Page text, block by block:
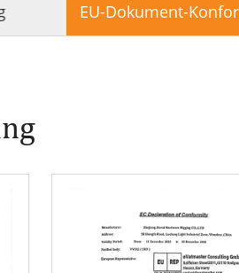
EU-Dokument-